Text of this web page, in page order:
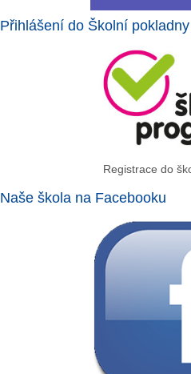
Přihlášení do Školní pokladny
Registrace do
Naše škola na Facebooku